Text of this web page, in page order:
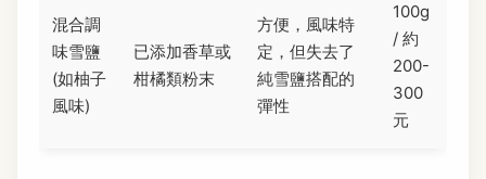
混合調
味雪鹽
(如柚子
風味)
已添加香草或
柑橘類粉末
方便，風味特
定，但失去了
純雪鹽搭配的
彈性
100g
/ 約
200-
300
元